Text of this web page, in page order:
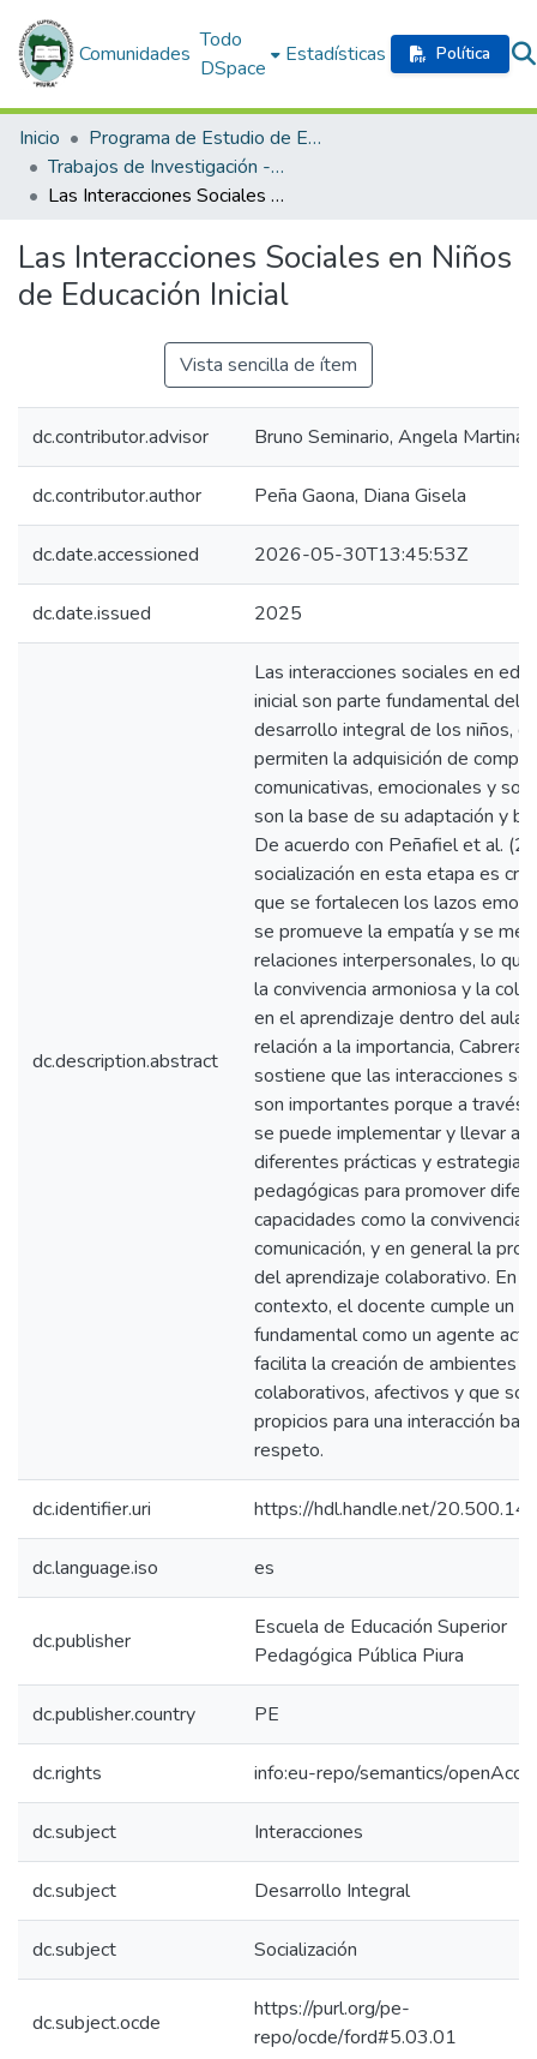
Comunidades
Todo
DSpace
Estadísticas Política
Inicio
Programa de Estudio de Educación Inicial
Trabajos de Investigación - Programa de Profesionalización Docente
Las Interacciones Sociales en Niños de Educación Inicial
Las Interacciones Sociales en Niños
de Educación Inicial
Vista sencilla de ítem
dc.contributor.advisor Bruno Seminario, Angela Martina
dc.contributor.author Peña Gaona, Diana Gisela
dc.date.accessioned 2026-05-30T13:45:53Z
dc.date.issued 2025
dc.description.abstract
Las interacciones sociales en
inicial son parte fundamental del
desarrollo integral de los niños,
permiten la adquisición de
comunicativas, emocionales y
son la base de su adaptación y
De acuerdo con Peñafiel et al.
socialización en esta etapa es
que se fortalecen los lazos
se promueve la empatía y se
relaciones interpersonales, lo
la convivencia armoniosa y la
en el aprendizaje dentro del aula.
relación a la importancia, Cabrera
sostiene que las interacciones
son importantes porque a través
se puede implementar y llevar a
diferentes prácticas y estrategias
pedagógicas para promover
capacidades como la convivencia,
comunicación, y en general la
del aprendizaje colaborativo. En
contexto, el docente cumple un
fundamental como un agente
facilita la creación de ambientes
colaborativos, afectivos y que son
propicios para una interacción
respeto.
dc.identifier.uri https://hdl.handle.net/
dc.language.iso es
dc.publisher
Escuela de Educación Superior
Pedagógica Pública Piura
dc.publisher.country PE
dc.rights info:eu-repo/semantics/
dc.subject Interacciones
dc.subject Desarrollo Integral
dc.subject Socialización
dc.subject.ocde
https://purl.org/pe-
repo/ocde/ford#5.03.01